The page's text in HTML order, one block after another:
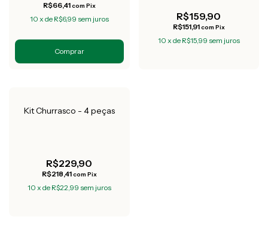
R$66,41com Pix
10 x de R$6,99 sem juros R$159,90
R$151,91com Pix
10 x de R$15,99 sem juros
Kit Churrasco - 4 peças
R$229,90
R$218,41com Pix
10 x de R$22,99 sem juros